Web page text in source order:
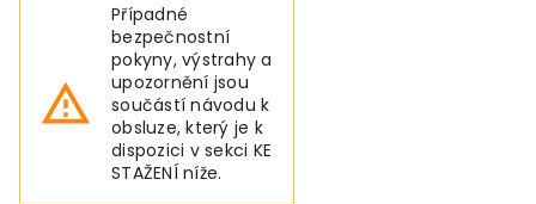
Případné
bezpečnostní
pokyny, výstrahy a
upozornění jsou
součástí návodu k
obsluze, který je k
dispozici v sekci KE
STAŽENÍ níže.